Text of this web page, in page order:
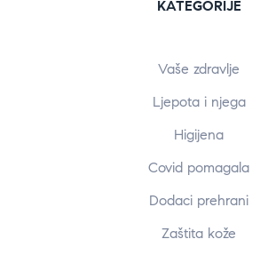
KATEGORIJE
Vaše zdravlje
Ljepota i njega
Higijena
Covid pomagala
Dodaci prehrani
Zaštita kože